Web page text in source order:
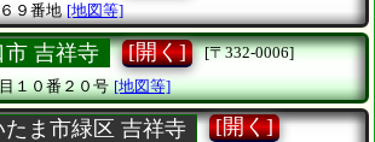
９番地 [地図等]
市 吉祥寺 [開く]
[〒332-0006]
１０番２０号 [地図等]
ま市緑区 吉祥寺 [開く]